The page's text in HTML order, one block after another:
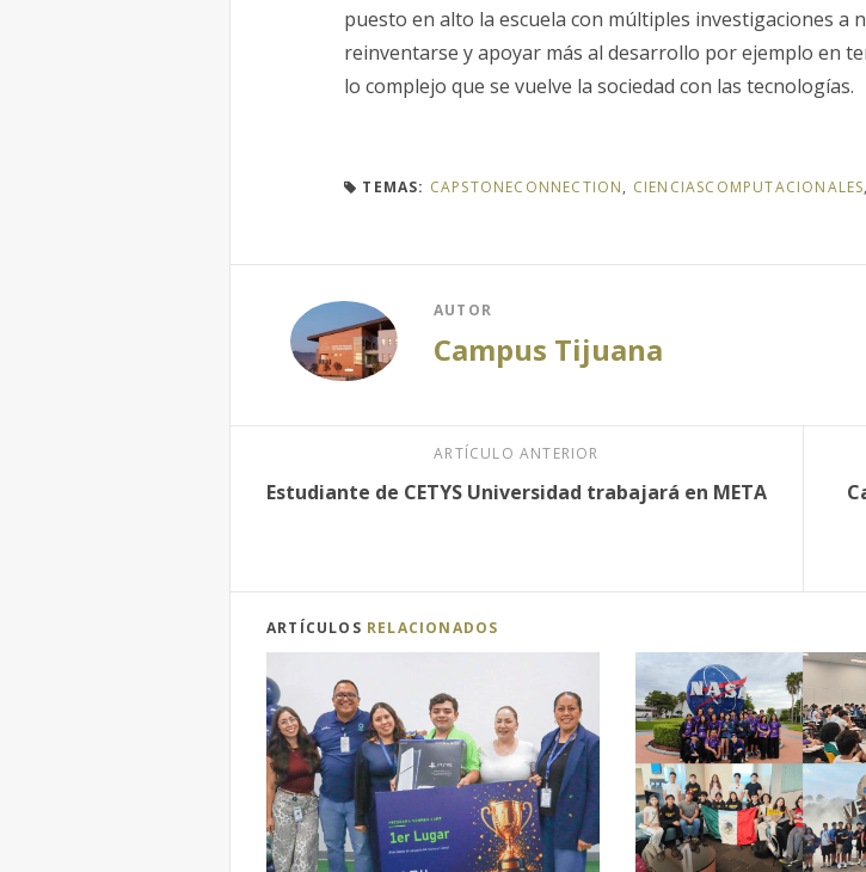
puesto en alto la escuela con múltiples investigaciones a
reinventarse y apoyar más al desarrollo por ejemplo en
lo complejo que se vuelve la sociedad con las tecnologías.
TEMAS: CAPSTONECONNECTION, CIENCIASCOMPUTACIONALES,
AUTOR
Campus Tijuana
ARTÍCULO ANTERIOR
Estudiante de CETYS Universidad trabajará en META
ARTÍCULOS RELACIONADOS